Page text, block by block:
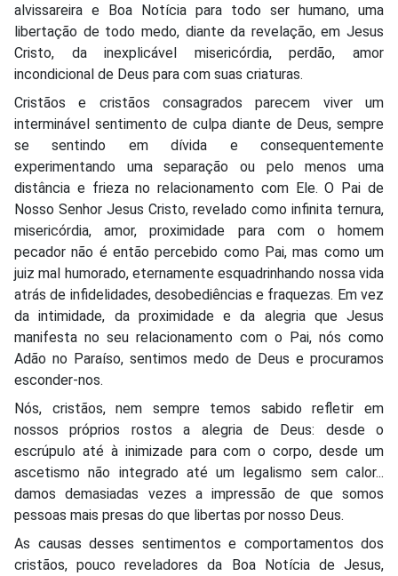
alvissareira e Boa Notícia para todo ser humano, uma
libertação de todo medo, diante da revelação, em Jesus
Cristo, da inexplicável misericórdia, perdão, amor
incondicional de Deus para com suas criaturas.
Cristãos e cristãos consagrados parecem viver um
interminável sentimento de culpa diante de Deus, sempre
se sentindo em dívida e consequentemente
experimentando uma separação ou pelo menos uma
distância e frieza no relacionamento com Ele. O Pai de
Nosso Senhor Jesus Cristo, revelado como infinita ternura,
misericórdia, amor, proximidade para com o homem
pecador não é então percebido como Pai, mas como um
juiz mal humorado, eternamente esquadrinhando nossa vida
atrás de infidelidades, desobediências e fraquezas. Em vez
da intimidade, da proximidade e da alegria que Jesus
manifesta no seu relacionamento com o Pai, nós como
Adão no Paraíso, sentimos medo de Deus e procuramos
esconder-nos.
Nós, cristãos, nem sempre temos sabido refletir em
nossos próprios rostos a alegria de Deus: desde o
escrúpulo até à inimizade para com o corpo, desde um
ascetismo não integrado até um legalismo sem calor...
damos demasiadas vezes a impressão de que somos
pessoas mais presas do que libertas por nosso Deus.
As causas desses sentimentos e comportamentos dos
cristãos, pouco reveladores da Boa Notícia de Jesus,